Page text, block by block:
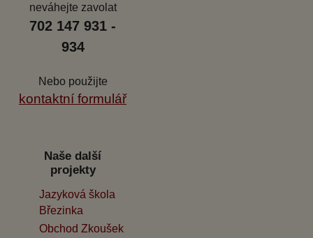
neváhejte zavolat
702 147 931 -
934
Nebo použijte
kontaktní formulář
Naše další
projekty
Jazyková škola
Březinka
Obchod Zkoušek